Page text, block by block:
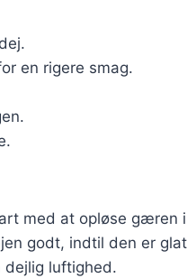
en rigere smag.
med at opløse gæren
godt, indtil den er
luftighed.